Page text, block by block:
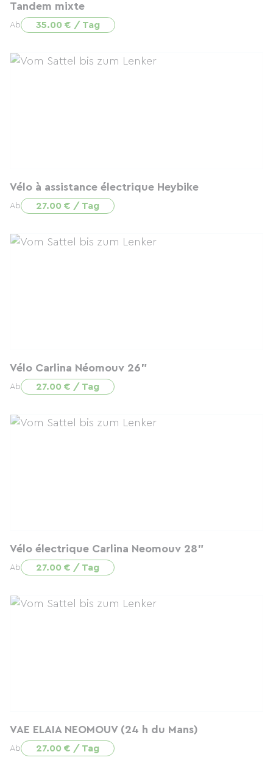
Tandem mixte
Ab 35.00 € / Tag
Vélo à assistance électrique Heybike
Ab 27.00 € / Tag
Vélo Carlina Néomouv 26"
Ab 27.00 € / Tag
Vélo électrique Carlina Neomouv 28"
Ab 27.00 € / Tag
VAE ELAIA NEOMOUV (24 h du Mans)
Ab 27.00 € / Tag